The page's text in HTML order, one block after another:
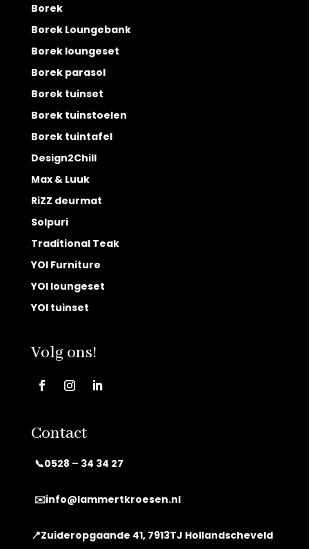
Borek
Borek Loungebank
Borek loungeset
Borek parasol
Borek tuinset
Borek tuinstoelen
Borek tuintafel
Design2Chill
Max & Luuk
RiZZ deurmat
Solpuri
Traditional Teak
YOI Furniture
YOI loungeset
YOI tuinset
Volg ons!
Contact
📞0528 – 34 34 27
✉️info@lammertkroesen.nl
📍Zuideropgaande 41, 7913TJ Hollandscheveld